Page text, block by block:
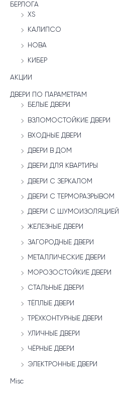
БЕРЛОГА
XS
КАЛИПСО
НОВА
КИБЕР
АКЦИИ
ДВЕРИ ПО ПАРАМЕТРАМ
БЕЛЫЕ ДВЕРИ
ВЗЛОМОСТОЙКИЕ ДВЕРИ
ВХОДНЫЕ ДВЕРИ
ДВЕРИ В ДОМ
ДВЕРИ ДЛЯ КВАРТИРЫ
ДВЕРИ С ЗЕРКАЛОМ
ДВЕРИ С ТЕРМОРАЗРЫВОМ
ДВЕРИ С ШУМОИЗОЛЯЦИЕЙ
ЖЕЛЕЗНЫЕ ДВЕРИ
ЗАГОРОДНЫЕ ДВЕРИ
МЕТАЛЛИЧЕСКИЕ ДВЕРИ
МОРОЗОСТОЙКИЕ ДВЕРИ
СТАЛЬНЫЕ ДВЕРИ
ТЁПЛЫЕ ДВЕРИ
ТРЁХКОНТУРНЫЕ ДВЕРИ
УЛИЧНЫЕ ДВЕРИ
ЧЁРНЫЕ ДВЕРИ
ЭЛЕКТРОННЫЕ ДВЕРИ
Misc